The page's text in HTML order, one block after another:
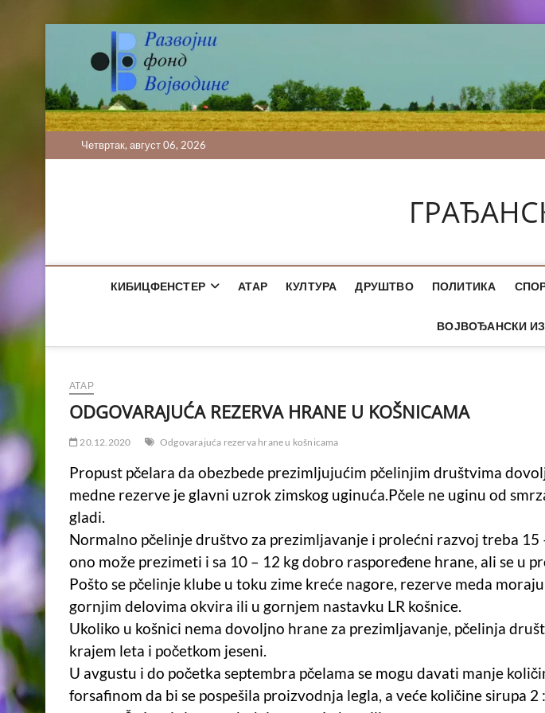
Четвртак, август 06, 2026
КИБИЦФЕНСТЕР АТАР КУЛТУРА ДРУШТВО ПОЛИТИКА
ВОЈВОЂАНСКИ
АТАР
ODGOVARAJUĆA REZERVA HRANE U KOŠNICAMA
20.12.2020 Odgovarajuća rezerva hrane u košnicama
Propust pčelara da obezbede prezimljujućim pčelinjim društvima
medne rezerve je glavni uzrok zimskog uginuća.Pčele ne uginu od
gladi.
Normalno pčelinje društvo za prezimljavanje i prolećni razvoj treba 15
ono može prezimeti i sa 10 – 12 kg dobro raspoređene hrane, ali se u
Pošto se pčelinje klube u toku zime kreće nagore, rezerve meda
gornjim delovima okvira ili u gornjem nastavku LR košnice.
Ukoliko u košnici nema dovoljno hrane za prezimljavanje, pčelinja
krajem leta i početkom jeseni.
U avgustu i do početka septembra pčelama se mogu davati manje
forsafinom da bi se pospešila proizvodnja legla, a veće količine sirupa 2